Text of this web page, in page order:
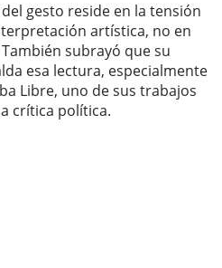
gesto reside en la tensión
artística, no en
subrayó que su
esa lectura, especialmente
Libre, uno de sus trabajos
crítica política.